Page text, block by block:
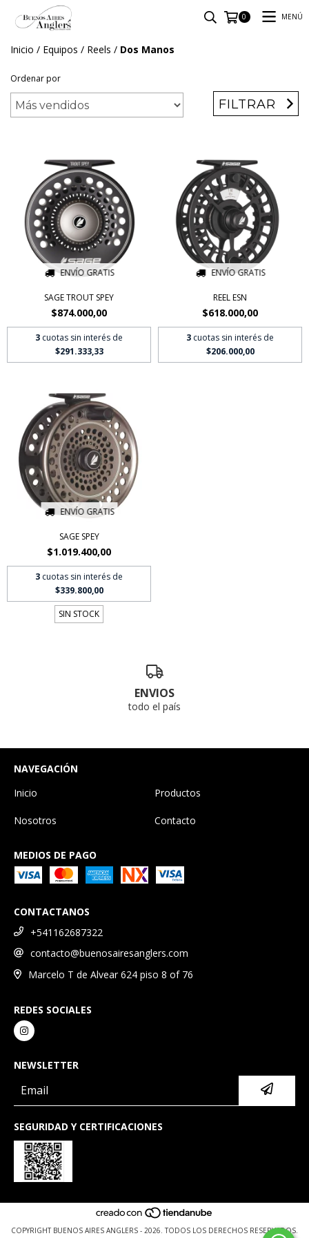
0 MENÚ
Inicio / Equipos / Reels / Dos Manos
Ordenar por
FILTRAR
ENVÍO GRATIS
SAGE TROUT SPEY
$874.000,00
3 cuotas sin interés de
$291.333,33
ENVÍO GRATIS
REEL ESN
$618.000,00
3 cuotas sin interés de
$206.000,00
ENVÍO GRATIS
SAGE SPEY
$1.019.400,00
3 cuotas sin interés de
$339.800,00
SIN STOCK
ENVIOS
todo el país
NAVEGACIÓN
Inicio
Productos
Nosotros Contacto
MEDIOS DE PAGO
CONTACTANOS
+541162687322
contacto@buenosairesanglers.com
Marcelo T de Alvear 624 piso 8 of 76
REDES SOCIALES
NEWSLETTER
SEGURIDAD Y CERTIFICACIONES
COPYRIGHT BUENOS AIRES ANGLERS - 2026. TODOS LOS DERECHOS RESERVADOS.